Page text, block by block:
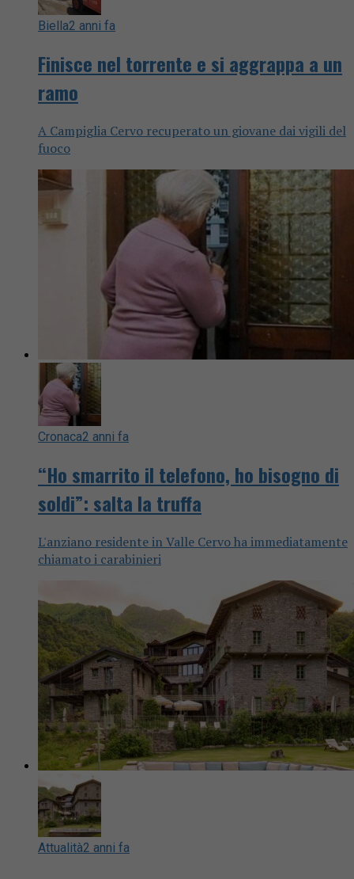
Biella2 anni fa
Finisce nel torrente e si aggrappa a un
ramo
A Campiglia Cervo recuperato un giovane dai vigili del
fuoco
Cronaca2 anni fa
“Ho smarrito il telefono, ho bisogno di
soldi”: salta la truffa
L'anziano residente in Valle Cervo ha immediatamente
chiamato i carabinieri
Attualità2 anni fa